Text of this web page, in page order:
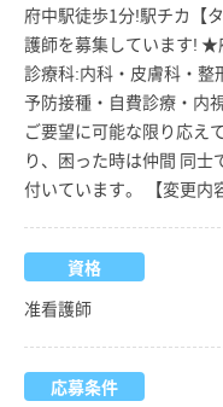
府中駅徒歩1分!駅チカ【
護師を募集しています! ★
診療科:内科・皮膚科・整
予防接種・自費診療・内
ご要望に可能な限り応え
り、困った時は仲間 同
付いています。 【変更内
資格
准看護師
応募条件